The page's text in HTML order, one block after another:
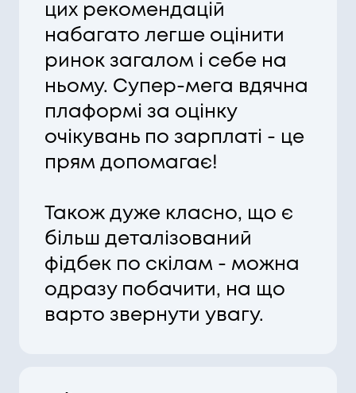
цих рекомендацій
набагато легше оцінити
ринок загалом і себе на
ньому. Супер-мега вдячна
плаформі за оцінку
очікувань по зарплаті - це
прям допомагає!
Також дуже класно, що є
більш деталізований
фідбек по скілам - можна
одразу побачити, на що
варто звернути увагу.